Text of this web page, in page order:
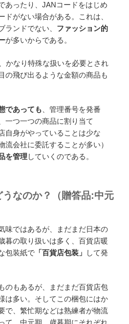
あったり、JANコードをはじめ
ドがない場合がある。これは、
ランドでない、 ファッション的
が多いからである。
かなり特殊な扱いを必要とされ
の飛び出るような金額の商品も
であっても 、管理番号を発番
一つ一つの商品に割り当て
自身がやっていることは少な
流会社に委託することが多い）
を管理していくのである。
なのか？（贈答品:中元
味ではあるが、まだまだ日本の
暮の取り扱いは多く、百貨店暖
包装紙で 「百貨店包装」
して発
のもあるが、まだまだ百貨店包
は多い。そしてこの梱包にはか
で、繁忙期などは熟練者が物流